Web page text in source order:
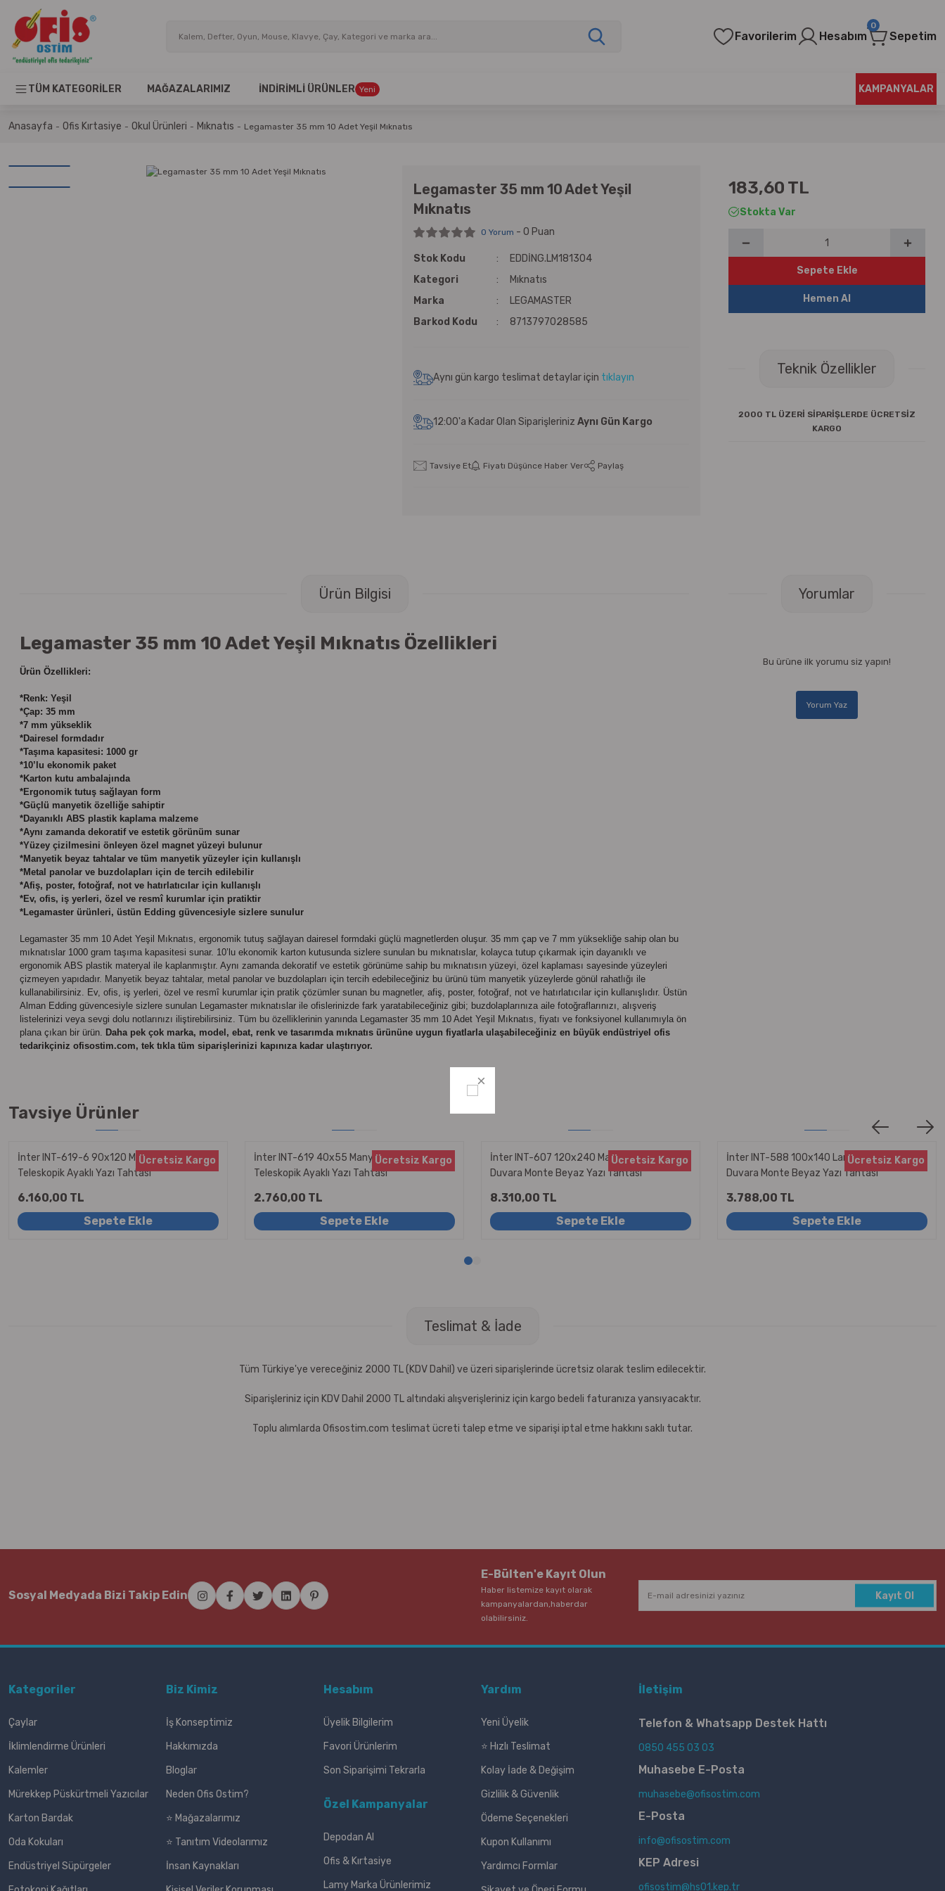
Favorilerim Hesabım Sepetim
0
TÜM KATEGORİLER MAĞAZALARIMIZ İNDİRİMLİ ÜRÜNLER Yeni KAMPANYALAR
Anasayfa Ofis Kırtasiye Okul Ürünleri Mıknatıs Legamaster 35 mm 10 Adet Yeşil Mıknatıs
Legamaster 35 mm 10 Adet Yeşil
Mıknatıs
0 Yorum - 0 Puan
Stok Kodu
EDDİNG.LM181304
Kategori
Mıknatıs
Marka
LEGAMASTER
Barkod Kodu
8713797028585
Aynı gün kargo teslimat detaylar için tıklayın
12:00'a Kadar Olan Siparişleriniz Aynı Gün Kargo
Tavsiye Et Fiyatı Düşünce Haber Ver Paylaş
183,60 TL
Stokta Var
Sepete Ekle
Hemen Al
Teknik Özellikler
2000 TL ÜZERİ SİPARİŞLERDE ÜCRETSİZ
KARGO
Ürün Bilgisi
Legamaster 35 mm 10 Adet Yeşil Mıknatıs Özellikleri
Ürün Özellikleri:
*Renk: Yeşil
*Çap: 35 mm
*7 mm yükseklik
*Dairesel formdadır
*Taşıma kapasitesi: 1000 gr
*10’lu ekonomik paket
*Karton kutu ambalajında
*Ergonomik tutuş sağlayan form
*Güçlü manyetik özelliğe sahiptir
*Dayanıklı ABS plastik kaplama malzeme
*Aynı zamanda dekoratif ve estetik görünüm sunar
*Yüzey çizilmesini önleyen özel magnet yüzeyi bulunur
*Manyetik beyaz tahtalar ve tüm manyetik yüzeyler için kullanışlı
*Metal panolar ve buzdolapları için de tercih edilebilir
*Afiş, poster, fotoğraf, not ve hatırlatıcılar için kullanışlı
*Ev, ofis, iş yerleri, özel ve resmî kurumlar için pratiktir
*Legamaster ürünleri, üstün Edding güvencesiyle sizlere sunulur
Legamaster 35 mm 10 Adet Yeşil Mıknatıs, ergonomik tutuş sağlayan dairesel formdaki güçlü magnetlerden oluşur. 35 mm çap ve 7 mm yüksekliğe sahip olan bu
mıknatıslar 1000 gram taşıma kapasitesi sunar. 10’lu ekonomik karton kutusunda sizlere sunulan bu mıknatıslar, kolayca tutup çıkarmak için dayanıklı ve
ergonomik ABS plastik materyal ile kaplanmıştır. Aynı zamanda dekoratif ve estetik görünüme sahip bu mıknatısın yüzeyi, özel kaplaması sayesinde yüzeyleri
çizmeyen yapıdadır. Manyetik beyaz tahtalar, metal panolar ve buzdolapları için tercih edebileceğiniz bu ürünü tüm manyetik yüzeylerde gönül rahatlığı ile
kullanabilirsiniz. Ev, ofis, iş yerleri, özel ve resmî kurumlar için pratik çözümler sunan bu magnetler, afiş, poster, fotoğraf, not ve hatırlatıcılar için kullanışlıdır. Üstün
Alman Edding güvencesiyle sizlere sunulan Legamaster mıknatıslar ile ofislerinizde fark yaratabileceğiniz gibi; buzdolaplarınıza aile fotoğraflarınızı, alışveriş
listelerinizi veya sevgi dolu notlarınızı iliştirebilirsiniz. Tüm bu özelliklerinin yanında Legamaster 35 mm 10 Adet Yeşil Mıknatıs, fiyatı ve fonksiyonel kullanımıyla ön
plana çıkan bir ürün. Daha pek çok marka, model, ebat, renk ve tasarımda mıknatıs ürününe uygun fiyatlarla ulaşabileceğiniz en büyük endüstriyel ofis
tedarikçiniz ofisostim.com, tek tıkla tüm siparişlerinizi kapınıza kadar ulaştırıyor.
Yorumlar
Bu ürüne ilk yorumu siz yapın!
Yorum Yaz
Tavsiye Ürünler
Ücretsiz Kargo
İnter INT-619-6 90x120 Manyetik Yüzeyli
Teleskopik Ayaklı Yazı Tahtası
6.160,00 TL
Sepete Ekle
Ücretsiz Kargo
İnter INT-619 40x55 Manyetik Yüzeyli
Teleskopik Ayaklı Yazı Tahtası
2.760,00 TL
Sepete Ekle
Ücretsiz Kargo
İnter INT-607 120x240 Manyetik Yüzey
Duvara Monte Beyaz Yazı Tahtası
8.310,00 TL
Sepete Ekle
Ücretsiz Kargo
İnter INT-588 100x140 Lamine Yüzey
Duvara Monte Beyaz Yazı Tahtası
3.788,00 TL
Sepete Ekle
Teslimat & İade
Tüm Türkiye'ye vereceğiniz 2000 TL (KDV Dahil) ve üzeri siparişlerinde ücretsiz olarak teslim edilecektir.
Siparişleriniz için KDV Dahil 2000 TL altındaki alışverişleriniz için kargo bedeli faturanıza yansıyacaktır.
Toplu alımlarda Ofisostim.com teslimat ücreti talep etme ve siparişi iptal etme hakkını saklı tutar.
Sosyal Medyada Bizi Takip Edin
E-Bülten'e Kayıt Olun
Haber listemize kayıt olarak
kampanyalardan,haberdar
olabilirsiniz.
Kayıt Ol
Kategoriler
Çaylar
İklimlendirme Ürünleri
Kalemler
Mürekkep Püskürtmeli Yazıcılar
Karton Bardak
Oda Kokuları
Endüstriyel Süpürgeler
Biz Kimiz
İş Konseptimiz
Hakkımızda
Bloglar
Neden Ofis Ostim?
⭐ Mağazalarımız
⭐ Tanıtım Videolarımız
İnsan Kaynakları
Hesabım
Üyelik Bilgilerim
Favori Ürünlerim
Son Siparişimi Tekrarla
Özel Kampanyalar
Depodan Al
Ofis & Kırtasiye
Lamy Marka Ürünlerimiz
Yardım
Yeni Üyelik
⭐ Hızlı Teslimat
Kolay İade & Değişim
Gizlilik & Güvenlik
Ödeme Seçenekleri
Kupon Kullanımı
Yardımcı Formlar
İletişim
Telefon & Whatsapp Destek Hattı
0850 455 03 03
Muhasebe E-Posta
muhasebe@ofisostim.com
E-Posta
info@ofisostim.com
KEP Adresi
ofisostim@hs01.kep.tr